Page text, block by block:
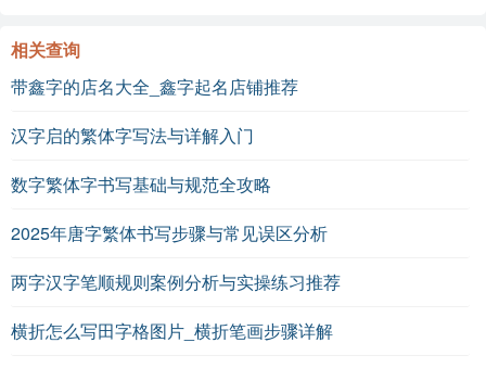
相关查询
带鑫字的店名大全_鑫字起名店铺推荐
汉字启的繁体字写法与详解入门
数字繁体字书写基础与规范全攻略
2025年唐字繁体书写步骤与常见误区分析
两字汉字笔顺规则案例分析与实操练习推荐
横折怎么写田字格图片_横折笔画步骤详解